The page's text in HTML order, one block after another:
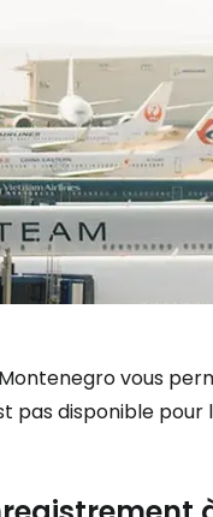
vous
pas disponible pour